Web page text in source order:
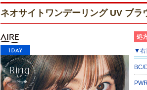
ネオサイトワンデーリング UV ブラ
処
▼右
BC/
PWR